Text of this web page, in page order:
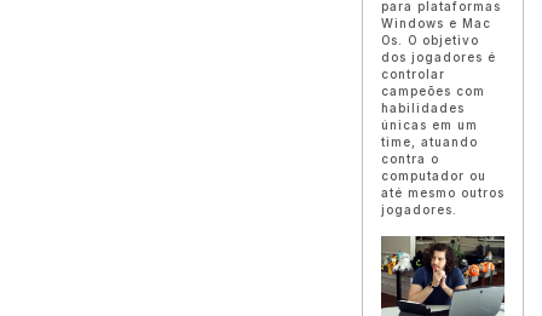
para plataformas
Windows e Mac
Os. O objetivo
dos jogadores é
controlar
campeões com
habilidades
únicas em um
time, atuando
contra o
computador ou
até mesmo outros
jogadores.